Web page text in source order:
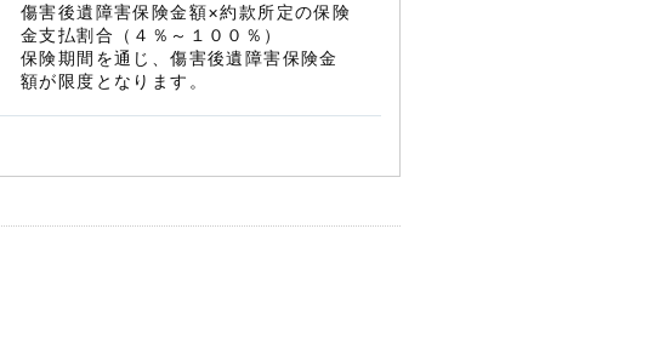
傷害後遺障害保険金額×約款所定の保険
金支払割合（４％～１００％）
保険期間を通じ、傷害後遺障害保険金
額が限度となります。